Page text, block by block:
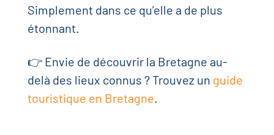
Simplement dans ce qu’elle a de plus
étonnant.
👉 Envie de découvrir la Bretagne au-
delà des lieux connus ? Trouvez un guide
touristique en Bretagne